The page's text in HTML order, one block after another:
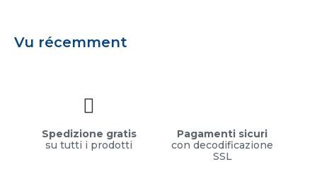
Vu récemment
Spedizione gratis
su tutti i prodotti
Pagamenti sicuri
con decodificazione
SSL